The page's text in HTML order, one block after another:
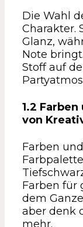
Die Wahl
Charakter.
Glanz,
Note
Stoff auf
1.2
von
Farben
Farben für
dem
aber denk
mehr.